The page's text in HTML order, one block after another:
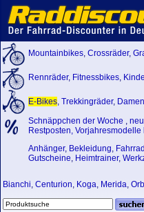
Mountainbikes, Crossräder,
Rennräder, Fitnessbikes,
E-Bikes, Trekkingräder,
Schnäppchen der Woche ,
Restposten,
Anhänger, Bekleidung,
Gutscheine, Heimtrainer,
Bianchi, Centurion, Koga, Merida,